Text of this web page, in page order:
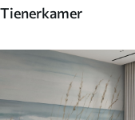
Tienerkamer